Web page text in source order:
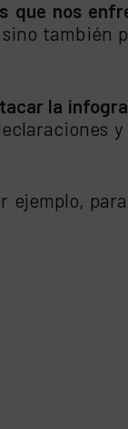
que nos
también
la
ejemplo,